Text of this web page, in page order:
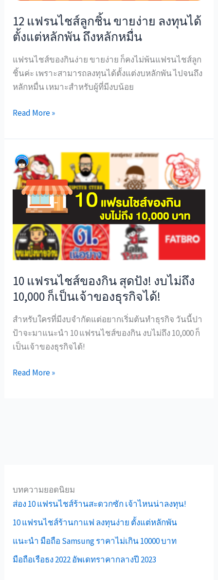
12 แฟรนไชส์ลูกชิ้น ขายง่าย ลงทุนได้
ตั้งแต่หลักพัน ถึงหลักหมื่น
แฟรนไชส์ของกินง่าย ขายง่าย ก็คงไม่พ้นแฟรนไชส์ลูก
ชิ้นค่ะ เพราะสามารถลงทุนได้ตั้งแต่งบหลักพัน ไปจนถึง
หลักหมื่น เหมาะสำหรับผู้ที่มีงบน้อย
ได้
ตั้งแต่
พัน
ถึง
หลัก
Read More »
10 แฟรนไชส์ของกิน สุดปัง! งบไม่ถึง
10,000 ก็เป็นเจ้าของธุรกิจได้!
สำหรับใครที่มีงบจำกัดแต่อยากเริ่มต้นทำธุรกิจ วันนี้ปา
ป้าจะมาแนะนำ 10 แฟรนไชส์ของกิน งบไม่ถึง 10,000 ก็
เป็นเจ้าของธุรกิจได้!
10
แฟ
รน
ไชส์
ของกิน
สุด
ปัง!
งบ
ถึง
10,000
เป็น
เจ้าของ
ธุรกิจ
Read More »
บทความยอดนิยม
ส่อง 10 แฟรนไชส์ร้านสะดวกซัก เจ้าไหนน่าลงทุน!
10 แฟรนไชส์ร้านกาแฟ ลงทุนง่าย ตั้งแต่หลักพัน
แนะนำ มือถือ Samsung ราคาไม่เกิน 10000 บาท
มือถือเรือธง 2022 อัพเดทราคากลางปี 2023